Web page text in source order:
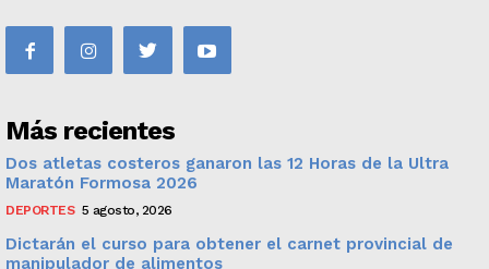
Más recientes
Dos atletas costeros ganaron las 12 Horas de la Ultra
Maratón Formosa 2026
DEPORTES 5 agosto, 2026
Dictarán el curso para obtener el carnet provincial de
manipulador de alimentos